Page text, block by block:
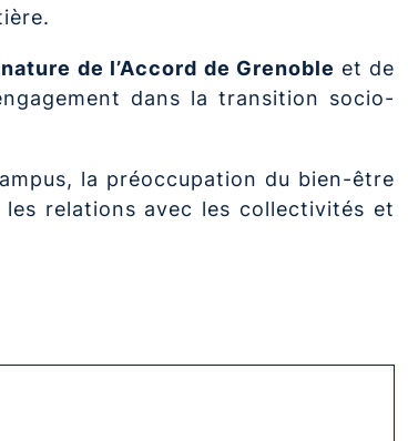
de l’Accord de Grenoble et de
dans la transition socio-
la préoccupation du bien-être
relations avec les collectivités et